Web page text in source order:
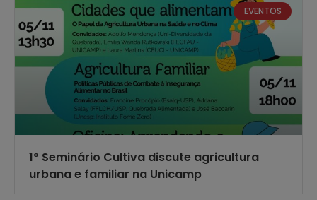
EVENTOS
1º Seminário Cultiva discute agricultura
urbana e familiar na Unicamp